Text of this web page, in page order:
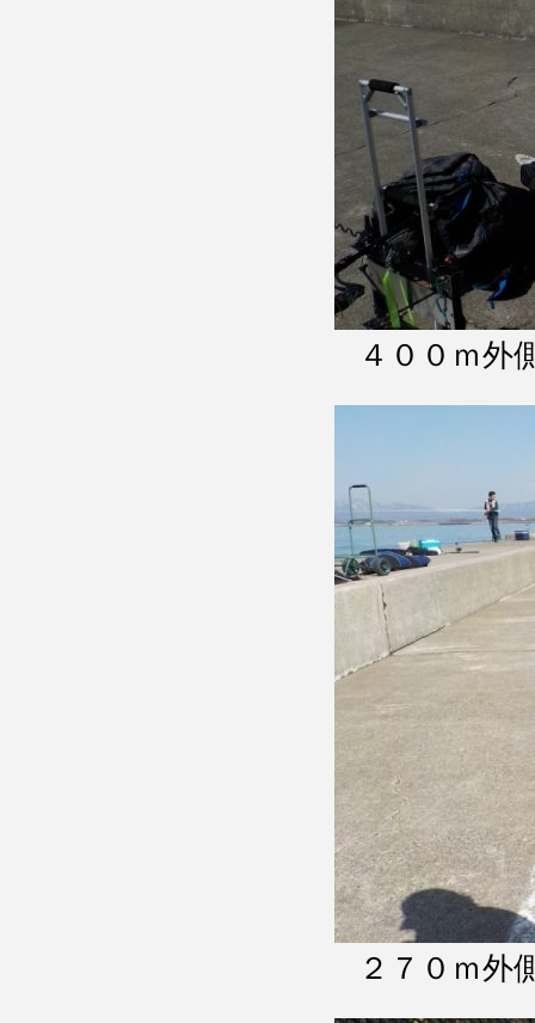
４００ｍ
２７０ｍ